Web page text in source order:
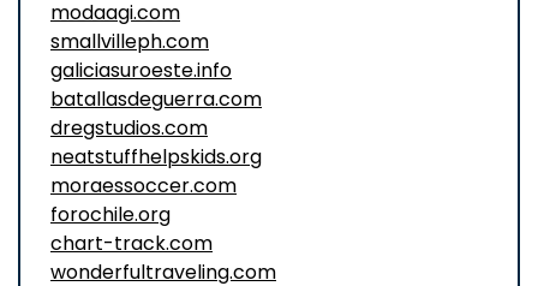
modaagi.com
smallvilleph.com
galiciasuroeste.info
batallasdeguerra.com
dregstudios.com
neatstuffhelpskids.org
moraessoccer.com
forochile.org
chart-track.com
wonderfultraveling.com